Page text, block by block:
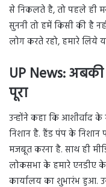
से निकलते है, तो पहले ही
सुननी तो हमें किसी की है
लोग करते रहो, हमारे लिये
UP News:अबकी
पूरा
उन्होंने कहा कि आशीर्वाद
निशान है. हैंड पंप के निशान
मजबूत करना है. साथ ही
लोकसभा के हमारे एनडीए के
कार्यालय का शुभारंभ हुआ.